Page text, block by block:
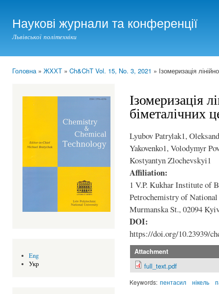
Наукові журнали та конференції
Львівської політехніки
Головна» ЖХХТ » Ch&ChT Vol. 15, No. 3, 2021 » Ізомеризація
Eng
Укр
Ізомеризація
біметалічних
Lyubov Patrylak1,
Yakovenko1, Volodymyr
Kostyantyn Zlochevskyi1
Affiliation:
1 V.P. Kukhar Institute of
Petrochemistry of
Murmanska St., 02094
DOI:
https://doi.org/10.23939/
Attachment
full_text.pdf
Keywords: пентасил нікель